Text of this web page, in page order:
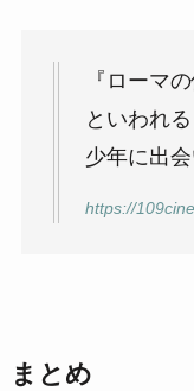
『ローマ
といわれ
少年に出
https://
まとめ